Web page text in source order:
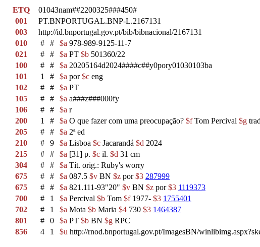
ETQ
01043nam##2200325###450#
001
PT.BNPORTUGAL.BNP-L.2167131
003
http://id.bnportugal.gov.pt/bib/bibnacional/2167131
010
# # $a 978-989-9125-11-7
021
# # $a PT $b 501360/22
100
# # $a 20205164d2024####c##y0pory01030103ba
101
1 # $a por$c eng
102
# # $a PT
105
# # $a a###z###000fy
106
# # $a r
200
1 # $a O que fazer com uma preocupação? $fTom Percival $g
205
# # $a 2ª ed
210
# 9 $a Lisboa $c Jacarandá $d 2024
215
# # $a [31] p. $c il. $d 31 cm
304
# # $a Tít. orig.: Ruby's worry
675
# # $a 087.5 $v BN $z por$3 287999
675
# # $a 821.111-93"20" $v BN $z por$3 1119373
700
# 1 $a Percival $b Tom $f1977- $3 1755401
702
# 1 $a Mota $b Maria $4 730 $3 1464387
801
# 0 $a PT $b BN $g RPC
856
4 1 $u http://rnod.bnportugal.gov.pt/ImagesBN/